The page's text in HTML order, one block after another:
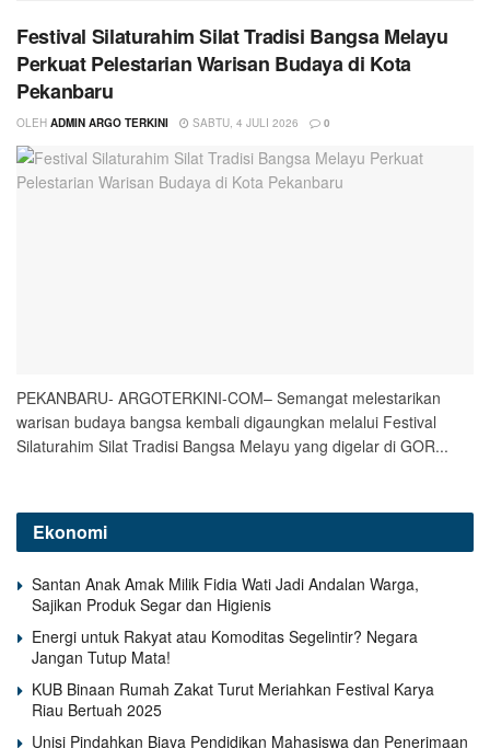
Festival Silaturahim Silat Tradisi Bangsa Melayu
Perkuat Pelestarian Warisan Budaya di Kota
Pekanbaru
OLEH ADMIN ARGO TERKINI SABTU, 4 JULI 2026 0
PEKANBARU- ARGOTERKINI-COM– Semangat melestarikan
warisan budaya bangsa kembali digaungkan melalui Festival
Silaturahim Silat Tradisi Bangsa Melayu yang digelar di GOR...
Ekonomi
Santan Anak Amak Milik Fidia Wati Jadi Andalan Warga,
Sajikan Produk Segar dan Higienis
Energi untuk Rakyat atau Komoditas Segelintir? Negara
Jangan Tutup Mata!
KUB Binaan Rumah Zakat Turut Meriahkan Festival Karya
Riau Bertuah 2025
Unisi Pindahkan Biaya Pendidikan Mahasiswa dan Penerimaan